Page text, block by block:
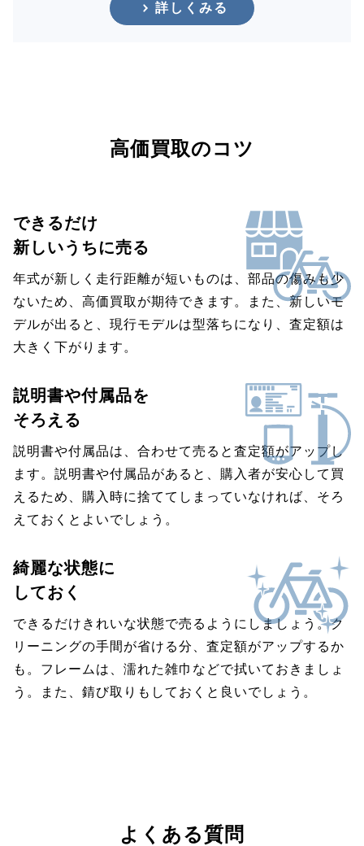
詳しくみる
高価買取のコツ
できるだけ
新しいうちに売る
年式が新しく走行距離が短いものは、部品の傷みも少
ないため、高価買取が期待できます。また、新しいモ
デルが出ると、現行モデルは型落ちになり、査定額は
大きく下がります。
説明書や付属品を
そろえる
説明書や付属品は、合わせて売ると査定額がアップし
ます。説明書や付属品があると、購入者が安心して買
えるため、購入時に捨ててしまっていなければ、そろ
えておくとよいでしょう。
綺麗な状態に
しておく
できるだけきれいな状態で売るようにしましょう。ク
リーニングの手間が省ける分、査定額がアップするか
も。フレームは、濡れた雑巾などで拭いておきましょ
う。また、錆び取りもしておくと良いでしょう。
よくある質問